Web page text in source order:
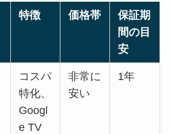
特徴 価格帯
保証期
間の目
安
コスパ
特化、
Googl
e TV
非常に
安い
1年